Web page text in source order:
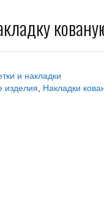
и накладки
изделия Накладки